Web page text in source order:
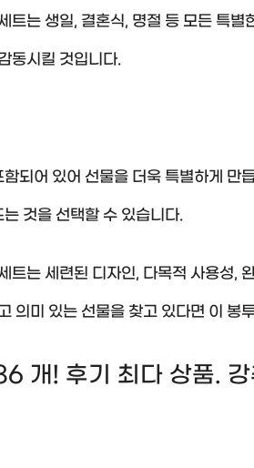
트는 생일, 결혼식, 명절 등 모든 특별
동시킬 것입니다.
되어 있어 선물을 더욱 특별하게 만
것을 선택할 수 있습니다.
트는 세련된 디자인, 다목적 사용성,
의미 있는 선물을 찾고 있다면 이 봉
개! 후기 최다 상품.